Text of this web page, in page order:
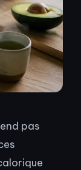
pas